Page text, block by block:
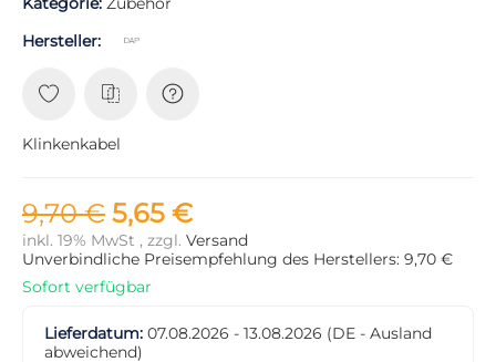
Hersteller:
Klinkenkabel
9,70 € 5,65 €
inkl. 19% MwSt , zzgl. Versand
Unverbindliche Preisempfehlung des Herstellers: 9,70 €
Sofort verfügbar
Lieferdatum: 07.08.2026 - 13.08.2026 (DE - Ausland
abweichend)